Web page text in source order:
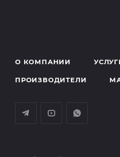
О КОМПАНИИ
ПРОИЗВОДИТЕЛИ